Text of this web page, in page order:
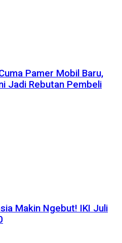
Pamer Mobil Baru,
Jadi Rebutan Pembeli
Makin Ngebut! IKI Juli